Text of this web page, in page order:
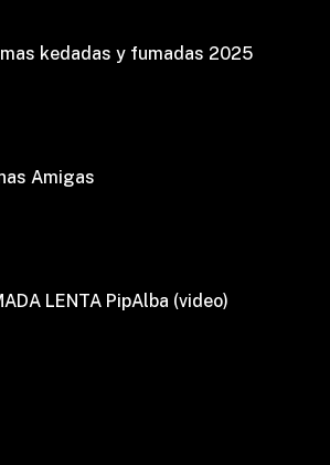
kedadas y fumadas 2025
Amigas
LENTA PipAlba (video)